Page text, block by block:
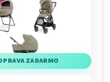
ZADARMO